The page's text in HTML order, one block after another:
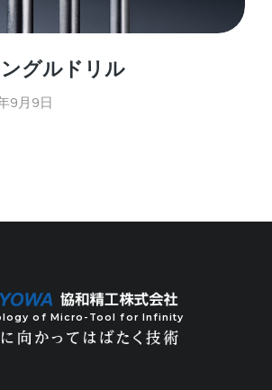
グルドリル
9月9日
of Micro-Tool for Infinity